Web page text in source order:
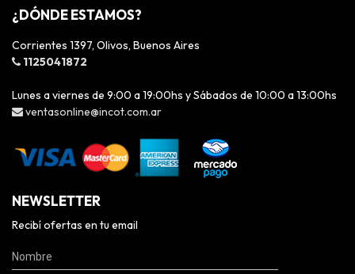
¿DÓNDE ESTAMOS?
Corrientes 1397, Olivos, Buenos Aires
1125041872
Lunes a viernes de 9:00 a 19:00hs y Sábados de 10:00 a 13:00hs
ventasonline@incot.com.ar
NEWSLETTER
Recibí ofertas en tu email